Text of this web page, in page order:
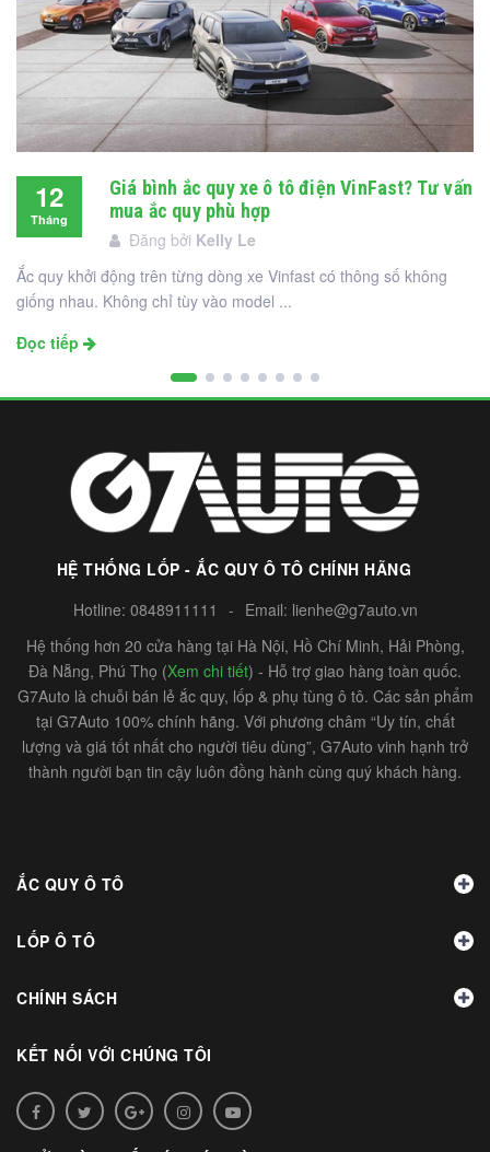
12
Tháng
Giá bình ắc quy xe ô tô điện VinFast? Tư vấn
mua ắc quy phù hợp
Đăng bởi Kelly Le
Ắc quy khởi động trên từng dòng xe Vinfast có thông số không
giống nhau. Không chỉ tùy vào model ...
Đọc tiếp
HỆ THỐNG LỐP - ẮC QUY Ô TÔ CHÍNH HÃNG
Hotline: 0848911111 - Email: lienhe@g7auto.vn
Hệ thống hơn 20 cửa hàng tại Hà Nội, Hồ Chí Minh, Hải Phòng,
Đà Nẵng, Phú Thọ (Xem chi tiết) - Hỗ trợ giao hàng toàn quốc.
G7Auto là chuỗi bán lẻ ắc quy, lốp & phụ tùng ô tô. Các sản phẩm
tại G7Auto 100% chính hãng. Với phương châm “Uy tín, chất
lượng và giá tốt nhất cho người tiêu dùng”, G7Auto vinh hạnh trở
thành người bạn tin cậy luôn đồng hành cùng quý khách hàng.
ẮC QUY Ô TÔ
LỐP Ô TÔ
CHÍNH SÁCH
KẾT NỐI VỚI CHÚNG TÔI